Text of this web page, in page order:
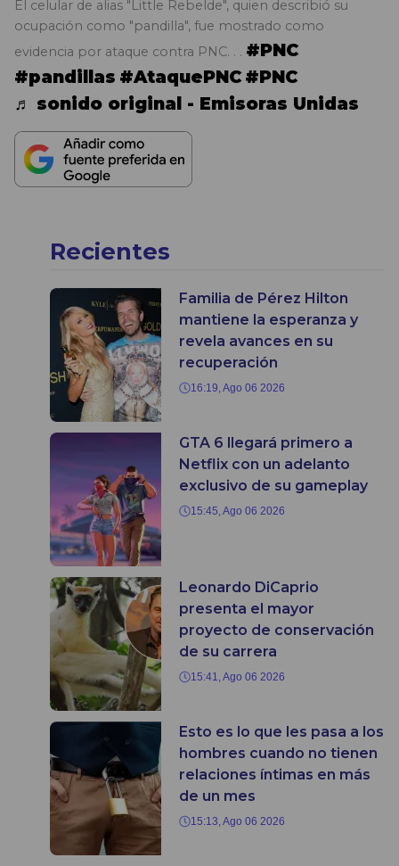
El celular de alias "Little Rebelde", quien describió su
ocupación como "pandilla", fue mostrado como
evidencia por ataque contra PNC. . . #PNC
#pandillas #AtaquePNC #PNC
♬ sonido original - Emisoras Unidas
Recientes
Familia de Pérez Hilton
mantiene la esperanza y
revela avances en su
recuperación
16:19, Ago 06 2026
GTA 6 llegará primero a
Netflix con un adelanto
exclusivo de su gameplay
15:45, Ago 06 2026
Leonardo DiCaprio
presenta el mayor
proyecto de conservación
de su carrera
15:41, Ago 06 2026
Esto es lo que les pasa a los
hombres cuando no tienen
relaciones íntimas en más
de un mes
15:13, Ago 06 2026